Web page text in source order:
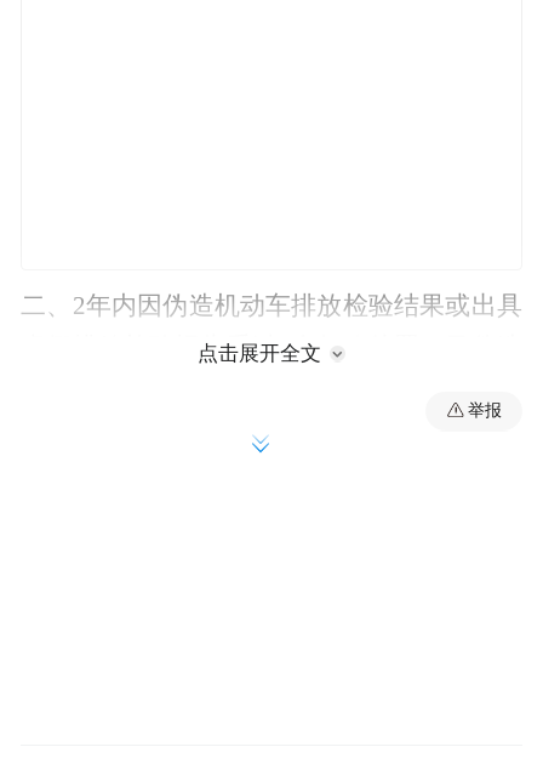
二、2年内因伪造机动车排放检验结果或出具
虚假排放检验报告受过1次行政处罚，又伪造
点击展开全文
举报